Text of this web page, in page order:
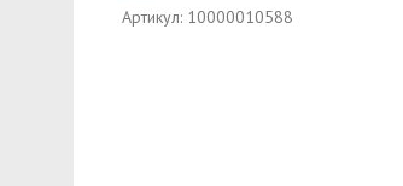
Артикул: 10000010588